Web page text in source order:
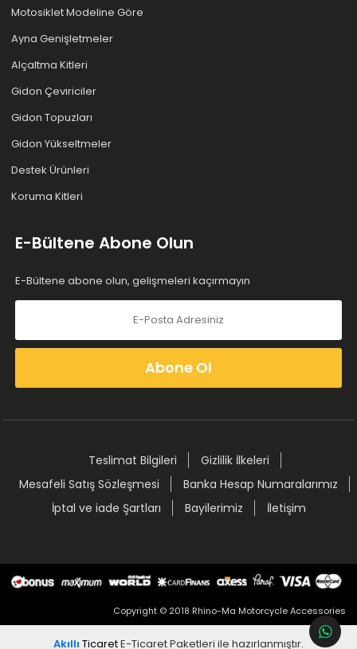
Motosiklet Modeline Göre
Ayna Genişletmeler
Alçaltma Kitleri
Gidon Çeviriciler
Gidon Topuzları
Gidon Yükseltmeler
Destek Ürünleri
Koruma Kitleri
E-Bültene Abone Olun
E-Bültene abone olun, gelişmeleri kaçırmayın
Abone Ol
Teslimat Bilgileri
Gizlilik İlkeleri
Mesafeli Satış Sözleşmesi
Banka Hesap Numaralarımız
İptal ve iade Şartları
Bayilerimiz İletişim
Copyright © 2018 Rhino-Ma Motorcycle Accessories
Akıllı TicaretE-Ticaret Paketleri ile hazırlanmıştır.